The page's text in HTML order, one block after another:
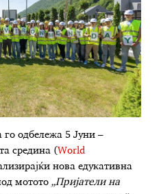
го одбележа 5 Јуни –
средина (World
нова едукативна
мотото „Пријатели на